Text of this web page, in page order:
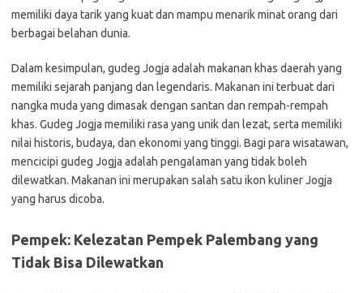
memiliki daya tarik yang kuat dan mampu menarik minat orang dari
berbagai belahan dunia.
Dalam kesimpulan, gudeg Jogja adalah makanan khas daerah yang
memiliki sejarah panjang dan legendaris. Makanan ini terbuat dari
nangka muda yang dimasak dengan santan dan rempah-rempah
khas. Gudeg Jogja memiliki rasa yang unik dan lezat, serta memiliki
nilai historis, budaya, dan ekonomi yang tinggi. Bagi para wisatawan,
mencicipi gudeg Jogja adalah pengalaman yang tidak boleh
dilewatkan. Makanan ini merupakan salah satu ikon kuliner Jogja
yang harus dicoba.
Pempek: Kelezatan Pempek Palembang yang
Tidak Bisa Dilewatkan